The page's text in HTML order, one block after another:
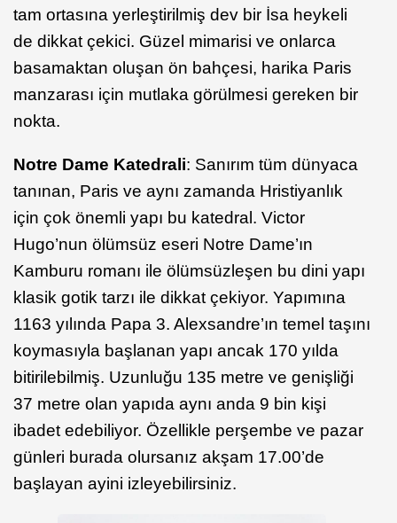
tam ortasına yerleştirilmiş dev bir İsa heykeli
de dikkat çekici. Güzel mimarisi ve onlarca
basamaktan oluşan ön bahçesi, harika Paris
manzarası için mutlaka görülmesi gereken bir
nokta.
Notre Dame Katedrali: Sanırım tüm dünyaca
tanınan, Paris ve aynı zamanda Hristiyanlık
için çok önemli yapı bu katedral. Victor
Hugo’nun ölümsüz eseri Notre Dame’ın
Kamburu romanı ile ölümsüzleşen bu dini yapı
klasik gotik tarzı ile dikkat çekiyor. Yapımına
1163 yılında Papa 3. Alexsandre’ın temel taşını
koymasıyla başlanan yapı ancak 170 yılda
bitirilebilmiş. Uzunluğu 135 metre ve genişliği
37 metre olan yapıda aynı anda 9 bin kişi
ibadet edebiliyor. Özellikle perşembe ve pazar
günleri burada olursanız akşam 17.00’de
başlayan ayini izleyebilirsiniz.